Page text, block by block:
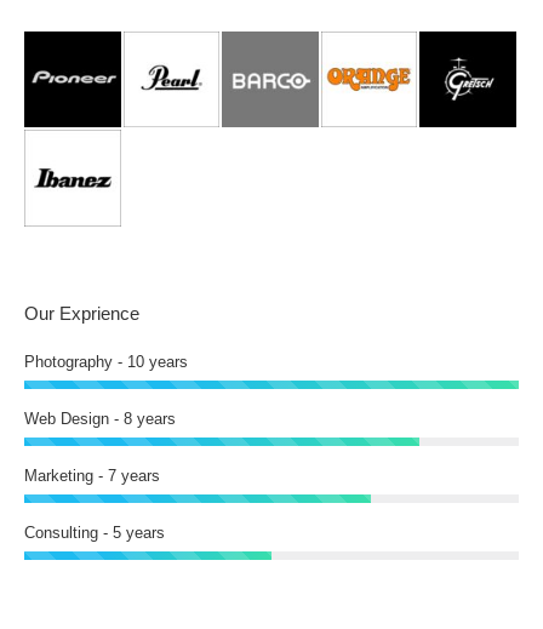
Our Exprience
Photography - 10 years
Web Design - 8 years
Marketing - 7 years
Consulting - 5 years